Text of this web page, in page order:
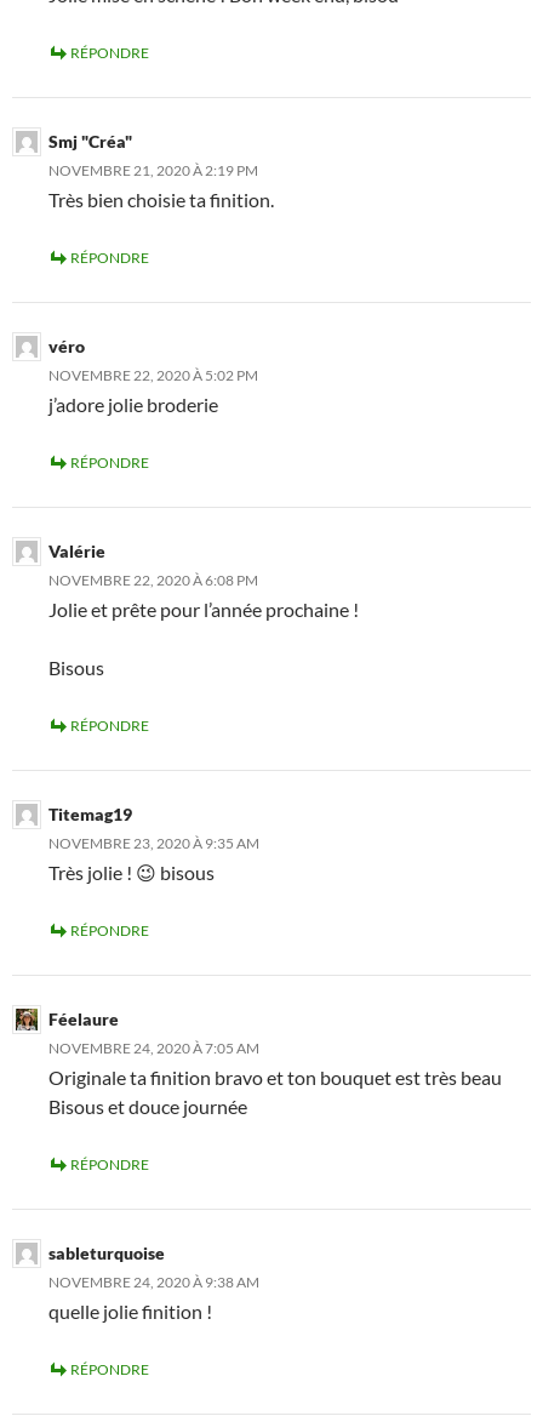
RÉPONDRE
Smj "Créa"
NOVEMBRE 21, 2020 À 2:19 PM
Très bien choisie ta finition.
RÉPONDRE
véro
NOVEMBRE 22, 2020 À 5:02 PM
j’adore jolie broderie
RÉPONDRE
Valérie
NOVEMBRE 22, 2020 À 6:08 PM
Jolie et prête pour l’année prochaine !
Bisous
RÉPONDRE
Titemag19
NOVEMBRE 23, 2020 À 9:35 AM
Très jolie ! 😉 bisous
RÉPONDRE
Féelaure
NOVEMBRE 24, 2020 À 7:05 AM
Originale ta finition bravo et ton bouquet est très beau
Bisous et douce journée
RÉPONDRE
sableturquoise
NOVEMBRE 24, 2020 À 9:38 AM
quelle jolie finition !
RÉPONDRE